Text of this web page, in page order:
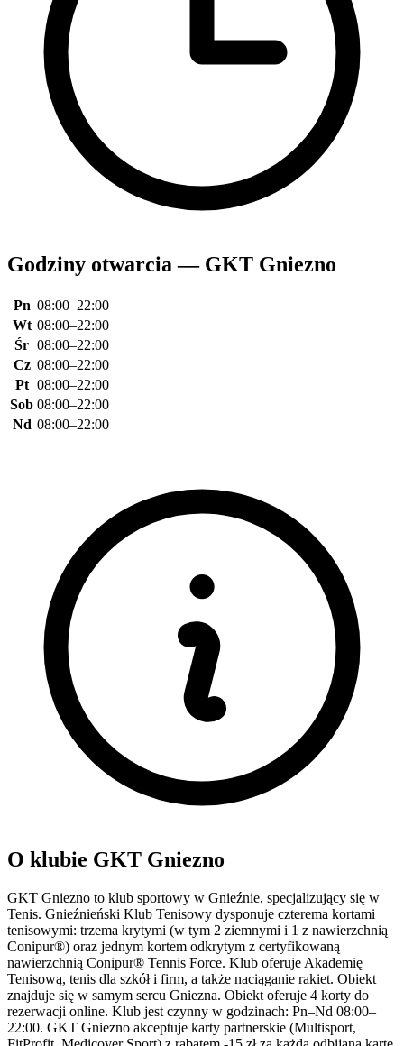
Godziny otwarcia — GKT Gniezno
Pn 08:00–22:00
Wt 08:00–22:00
Śr 08:00–22:00
Cz 08:00–22:00
Pt 08:00–22:00
Sob 08:00–22:00
Nd 08:00–22:00
O klubie GKT Gniezno
GKT Gniezno to klub sportowy w Gnieźnie, specjalizujący się w
Tenis. Gnieźnieński Klub Tenisowy dysponuje czterema kortami
tenisowymi: trzema krytymi (w tym 2 ziemnymi i 1 z nawierzchnią
Conipur®) oraz jednym kortem odkrytym z certyfikowaną
nawierzchnią Conipur® Tennis Force. Klub oferuje Akademię
Tenisową, tenis dla szkół i firm, a także naciąganie rakiet. Obiekt
znajduje się w samym sercu Gniezna. Obiekt oferuje 4 korty do
rezerwacji online. Klub jest czynny w godzinach: Pn–Nd 08:00–
22:00. GKT Gniezno akceptuje karty partnerskie (Multisport,